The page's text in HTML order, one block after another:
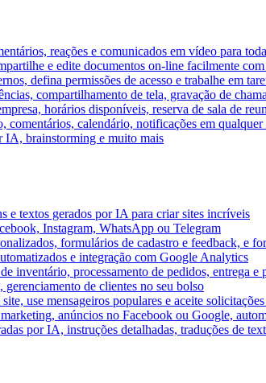
reações e comunicados em vídeo para
e edite documentos on-line facilmente
defina permissões de acesso e trabalhe em
compartilhamento de tela, gravação de
horários disponíveis, reserva de sala de
comentários, calendário, notificações em
IA, brainstorming e muito mais
e textos gerados por IA para criar sites incríveis
Instagram, WhatsApp ou Telegram
formulários de cadastro e feedback, e
e integração com Google Analytics
inventário, processamento de pedidos, entrega e
de clientes no seu bolso
use mensageiros populares e aceite
anúncios no Facebook ou Google,
por IA, instruções detalhadas, traduções de